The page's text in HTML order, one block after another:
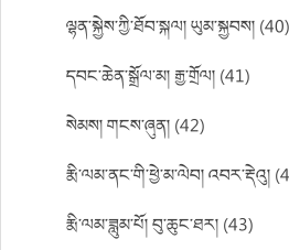
ལྷན་སྐྱེས་ཀྱི་ཐོབ་སྐལ། ཡུམ་སྐྱབས། (40)
དབང་ཆེན་སྒྲོལ་མ། རྒྱ་གྲོལ། (41)
སེམས། གངས་ཞུན། (42)
རྨི་ལམ་ནང་གི་ཕྱེ་མ་ལེབ། འབར་རྡེའུ།
རྨི་ལམ་ཟླུམ་པོ། བུ་ཆུང་ཐར། (43)